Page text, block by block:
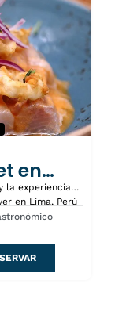
en
la experiencia
en Lima, Perú
de moda,